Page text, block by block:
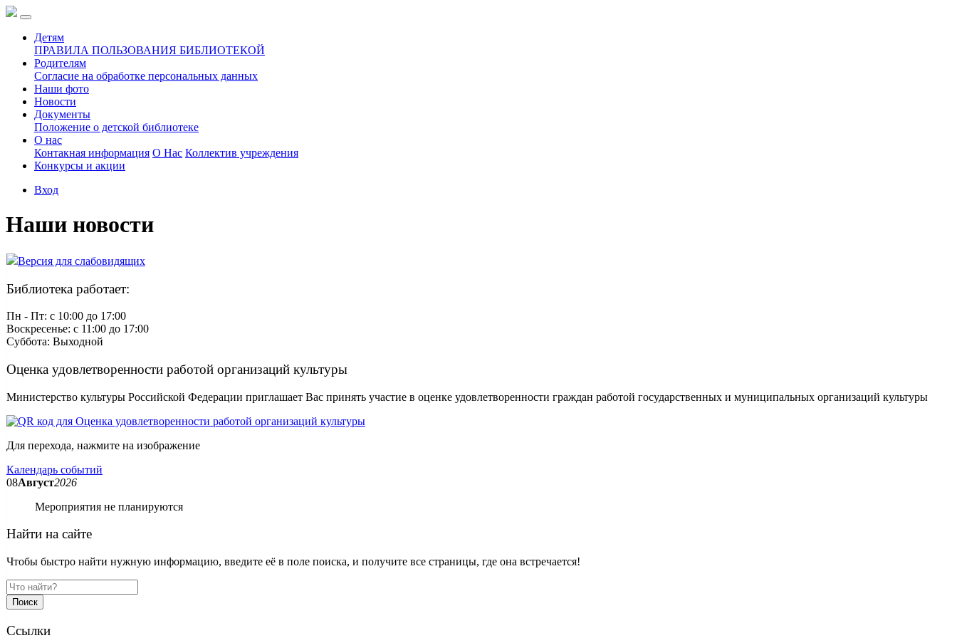
Детям
ПРАВИЛА ПОЛЬЗОВАНИЯ БИБЛИОТЕКОЙ
Родителям
Согласие на обработке персональных данных
Наши фото
Новости
Документы
Положение о детской библиотеке
О нас
Контакная информация О Нас Коллектив учреждения
Конкурсы и акции
Вход
Наши новости
Версия для слабовидящих
Библиотека работает:
Пн - Пт: c 10:00 до 17:00
Воскресенье: c 11:00 до 17:00
Суббота: Выходной
Оценка удовлетворенности работой организаций культуры
Министерство культуры Российской Федерации приглашает Вас принять участие в оценке удовлетворенности граждан работой государственных и муниципальных организаций культуры
Для перехода, нажмите на изображение
Календарь событий
08Август2026
Мероприятия не планируются
Найти на сайте
Чтобы быстро найти нужную информацию, введите её в поле поиска, и получите все страницы, где она встречается!
Поиск
Ссылки